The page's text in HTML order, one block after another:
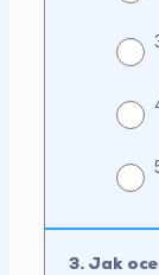
3. Jak